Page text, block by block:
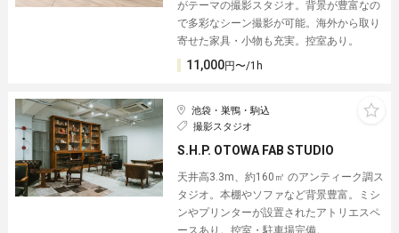
がテーマの撮影スタジオ。背景が豊富なの
で多彩なシーン撮影が可能。海外から取り
寄せた家具・小物も充実。控室あり。
11,000円〜/1h
池袋・巣鴨・駒込
撮影スタジオ
S.H.P. OTOWA FAB STUDIO
天井高3.3m、約160㎡ のアンティーク調ス
タジオ。本棚やソファなど背景豊富。ミシ
ンやプリンターが設置されたアトリエスペ
ースあり。控室・駐車場完備。